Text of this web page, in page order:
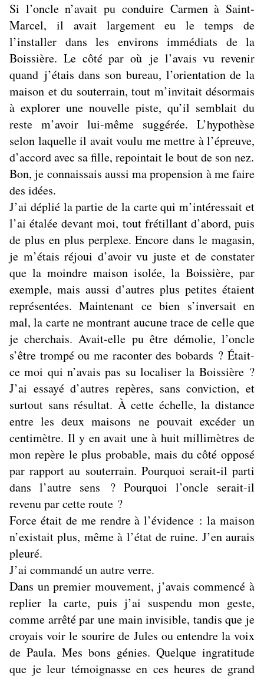
Si l’oncle n’avait pu conduire Carmen à Saint-
Marcel, il avait largement eu le temps de
l’installer dans les environs immédiats de la
Boissière. Le côté par où je l’avais vu revenir
quand j’étais dans son bureau, l’orientation de la
maison et du souterrain, tout m’invitait désormais
à explorer une nouvelle piste, qu’il semblait du
reste m’avoir lui-même suggérée. L’hypothèse
selon laquelle il avait voulu me mettre à l’épreuve,
d’accord avec sa fille, repointait le bout de son nez.
Bon, je connaissais aussi ma propension à me faire
des idées.
J’ai déplié la partie de la carte qui m’intéressait et
l’ai étalée devant moi, tout frétillant d’abord, puis
de plus en plus perplexe. Encore dans le magasin,
je m’étais réjoui d’avoir vu juste et de constater
que la moindre maison isolée, la Boissière, par
exemple, mais aussi d’autres plus petites étaient
représentées. Maintenant ce bien s’inversait en
mal, la carte ne montrant aucune trace de celle que
je cherchais. Avait-elle pu être démolie, l’oncle
s’être trompé ou me raconter des bobards ? Était-
ce moi qui n’avais pas su localiser la Boissière ?
J’ai essayé d’autres repères, sans conviction, et
surtout sans résultat. À cette échelle, la distance
entre les deux maisons ne pouvait excéder un
centimètre. Il y en avait une à huit millimètres de
mon repère le plus probable, mais du côté opposé
par rapport au souterrain. Pourquoi serait-il parti
dans l’autre sens ? Pourquoi l’oncle serait-il
revenu par cette route ?
Force était de me rendre à l’évidence : la maison
n’existait plus, même à l’état de ruine. J’en aurais
pleuré.
J’ai commandé un autre verre.
Dans un premier mouvement, j’avais commencé à
replier la carte, puis j’ai suspendu mon geste,
comme arrêté par une main invisible, tandis que je
croyais voir le sourire de Jules ou entendre la voix
de Paula. Mes bons génies. Quelque ingratitude
que je leur témoignasse en ces heures de grand